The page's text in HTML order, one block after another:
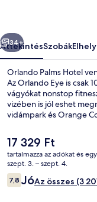
Következő
34+
ÁttekintésSzobák
Orlando Palms Hotel
Az Orlando Eye is csak
vágyókat nonstop
vizében is jól eshet
vidámpark és Orange
következő jellemzőiről:
A
jelenlegi
ár
17 329 Ft
17 329 Ft
tartalmazza az adókat és
szept. 3. – szept. 4.
Értékelések
7,87,8 ennyiből: 10
JóAz összes (3